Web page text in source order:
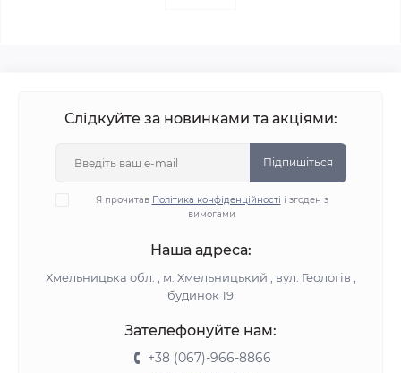
Слідкуйте за новинками та акціями:
Підпишіться
Я прочитав Політика конфіденційності і згоден з
вимогами
Наша адреса:
Хмельницька обл. , м. Хмельницький , вул. Геологів ,
будинок 19
Зателефонуйте нам:
+38 (067)-966-8866